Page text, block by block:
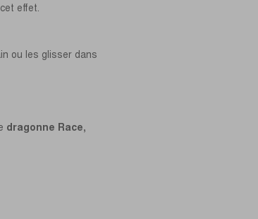
effet.
ou les glisser dans
dragonne Race,